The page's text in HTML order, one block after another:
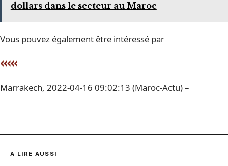
dollars dans le secteur au Maroc
Vous pouvez également être intéressé par
Marrakech, 2022-04-16 09:02:13 (Maroc-Actu) –
A LIRE AUSSI